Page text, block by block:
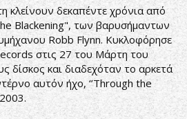
κλείνουν δεκαπέντε χρόνια από
Blackening", των βαρυσήμαντων
Robb Flynn. Κυκλοφόρησε
στις 27 του Μάρτη του
δίσκος και διαδεχόταν το αρκετά
αυτόν ήχο, ‘’Through the